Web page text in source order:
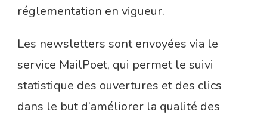
réglementation en vigueur.
Les newsletters sont envoyées via le
service MailPoet, qui permet le suivi
statistique des ouvertures et des clics
dans le but d’améliorer la qualité des